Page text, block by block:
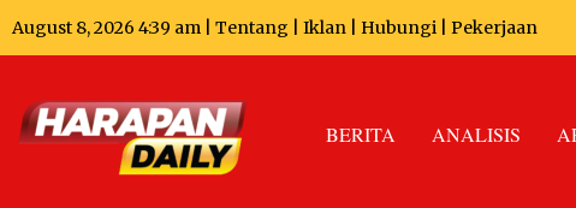
August 8, 2026 4:39 am | Tentang Iklan Hubungi Pekerjaan
BERITA ANALISIS